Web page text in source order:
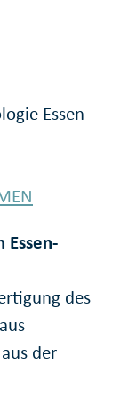
Essen
Essen-
des
der